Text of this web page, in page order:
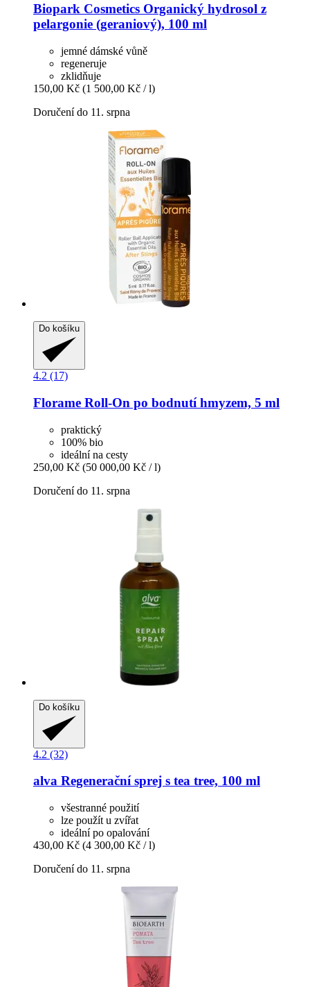
Biopark Cosmetics Organický hydrosol z
pelargonie (geraniový), 100 ml
jemné dámské vůně
regeneruje
zklidňuje
150,00 Kč (1 500,00 Kč / l)
Doručení do 11. srpna
Do košíku
4.2 (17)
Florame Roll-​On po bodnutí hmyzem, 5 ml
praktický
100% bio
ideální na cesty
250,00 Kč (50 000,00 Kč / l)
Doručení do 11. srpna
Do košíku
4.2 (32)
alva Regenerační sprej s tea tree, 100 ml
všestranné použití
lze použít u zvířat
ideální po opalování
430,00 Kč (4 300,00 Kč / l)
Doručení do 11. srpna